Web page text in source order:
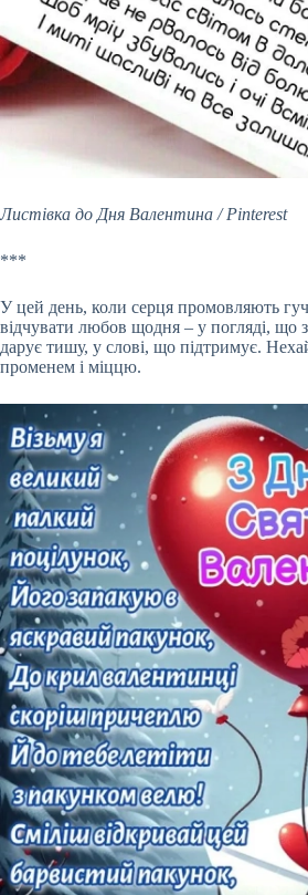
Листівка до Дня Валентина / Pinterest
***
У цей день, коли серця промовляють
відчувати любов щодня – у погляді, що
дарує тишу, у слові, що підтримує.
променем і міццю.